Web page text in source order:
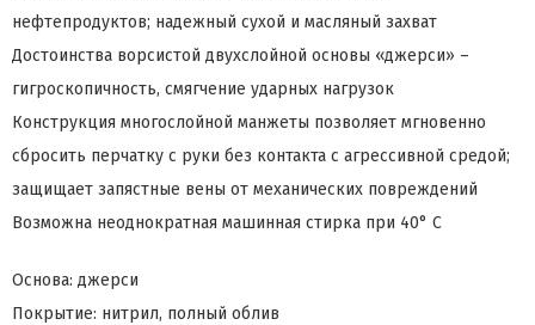
нефтепродуктов; надежный сухой и масляный захват
Достоинства ворсистой двухслойной основы «джерси» –
гигроскопичность, смягчение ударных нагрузок
Конструкция многослойной манжеты позволяет мгновенно
сбросить перчатку с руки без контакта с агрессивной средой;
защищает запястные вены от механических повреждений
Возможна неоднократная машинная стирка при 40° С
Основа: джерси
Покрытие: нитрил, полный облив